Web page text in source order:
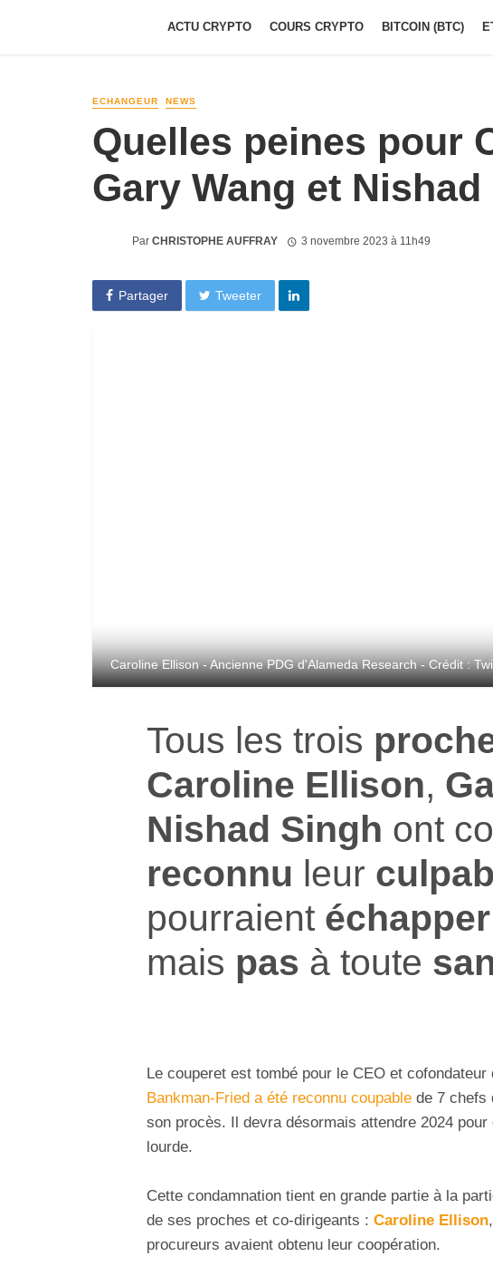
ACTU CRYPTO COURS CRYPTO BITCOIN (BTC)
ECHANGEUR NEWS
Quelles peines pour
Gary Wang et
Par CHRISTOPHE AUFFRAY 3 novembre 2023 à 11h49
Partager Tweeter
Caroline Ellison - Ancienne PDG d'Alameda Research - Crédit :
Tous les trois
Caroline Ellison,
Nishad Singh ont
reconnu leur
pourraient échapper
mais pas à toute
Le couperet est tombé pour le CEO et
Bankman-Fried a été reconnu coupable de 7 chefs
son procès. Il devra désormais attendre 2024 pour
lourde.
Cette condamnation tient en grande partie à la
de ses proches et co-dirigeants : Caroline Ellison,
procureurs avaient obtenu leur coopération.